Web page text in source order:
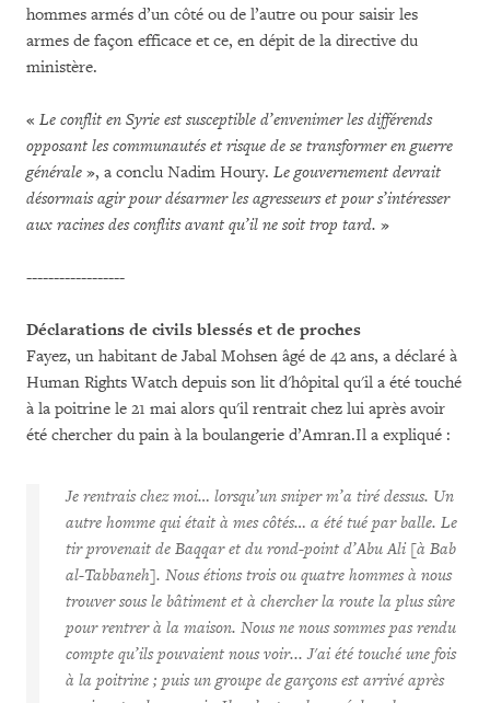
hommes armés d’un côté ou de l’autre ou pour saisir les
armes de façon efficace et ce, en dépit de la directive du
ministère.
« Le conflit en Syrie est susceptible d’envenimer les différends
opposant les communautés et risque de se transformer en guerre
générale », a conclu Nadim Houry. Le gouvernement devrait
désormais agir pour désarmer les agresseurs et pour s’intéresser
aux racines des conflits avant qu’il ne soit trop tard. »
------------------
Déclarations de civils blessés et de proches
Fayez, un habitant de Jabal Mohsen âgé de 42 ans, a déclaré à
Human Rights Watch depuis son lit d'hôpital qu'il a été touché
à la poitrine le 21 mai alors qu'il rentrait chez lui après avoir
été chercher du pain à la boulangerie d’Amran.Il a expliqué :
Je rentrais chez moi… lorsqu’un sniper m’a tiré dessus. Un
autre homme qui était à mes côtés… a été tué par balle. Le
tir provenait de Baqqar et du rond-point d’Abu Ali [à Bab
al-Tabbaneh]. Nous étions trois ou quatre hommes à nous
trouver sous le bâtiment et à chercher la route la plus sûre
pour rentrer à la maison. Nous ne nous sommes pas rendu
compte qu’ils pouvaient nous voir... J'ai été touché une fois
à la poitrine ; puis un groupe de garçons est arrivé après